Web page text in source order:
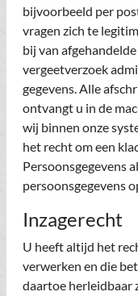
bijvoorbeeld per
vragen zich te
bij van
vergeetverzoek
gegevens. Alle
ontvangt u in de
wij binnen onze
het recht om een
Persoonsgegevens
persoonsgegevens
Inzagerecht
U heeft altijd het
verwerken en die
daartoe herleidbaar